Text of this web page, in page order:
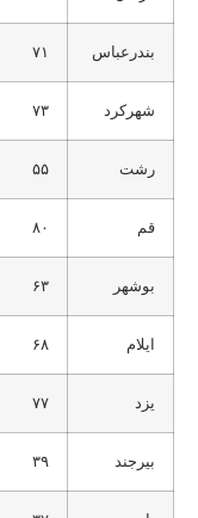
بندرعباس ۷۱
شهرکرد ۷۳
رشت ۵۵
قم ۸۰
بوشهر ۶۳
ایلام ۶۸
یزد ۷۷
بیرجند ۳۹